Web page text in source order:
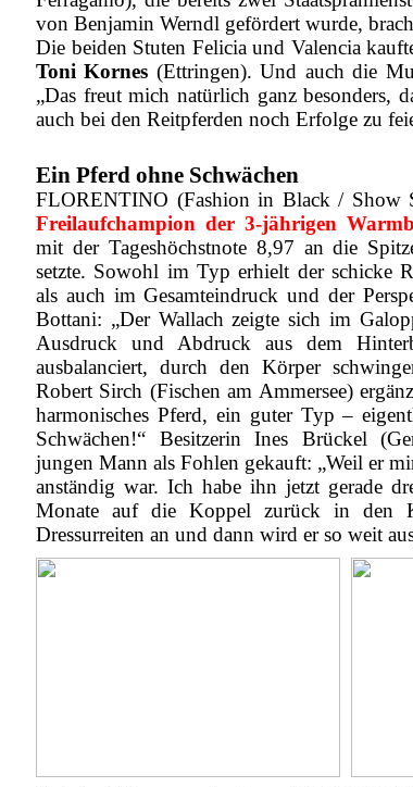
von Benjamin Werndl gefördert wurde,
Die beiden Stuten Felicia und Valencia
Toni Kornes (Ettringen). Und auch die
„Das freut mich natürlich ganz besonders,
auch bei den Reitpferden noch Erfolge zu
Ein Pferd ohne Schwächen
FLORENTINO (Fashion in Black / Show
Freilaufchampion der 3-jährigen
mit der Tageshöchstnote 8,97 an die
setzte. Sowohl im Typ erhielt der schicke
als auch im Gesamteindruck und der
Bottani: „Der Wallach zeigte sich im
Ausdruck und Abdruck aus dem
ausbalanciert, durch den Körper
Robert Sirch (Fischen am Ammersee)
harmonisches Pferd, ein guter Typ –
Schwächen!“ Besitzerin Ines Brückel
jungen Mann als Fohlen gekauft: „Weil er
anständig war. Ich habe ihn jetzt gerade
Monate auf die Koppel zurück in den
Dressurreiten an und dann wird er so weit